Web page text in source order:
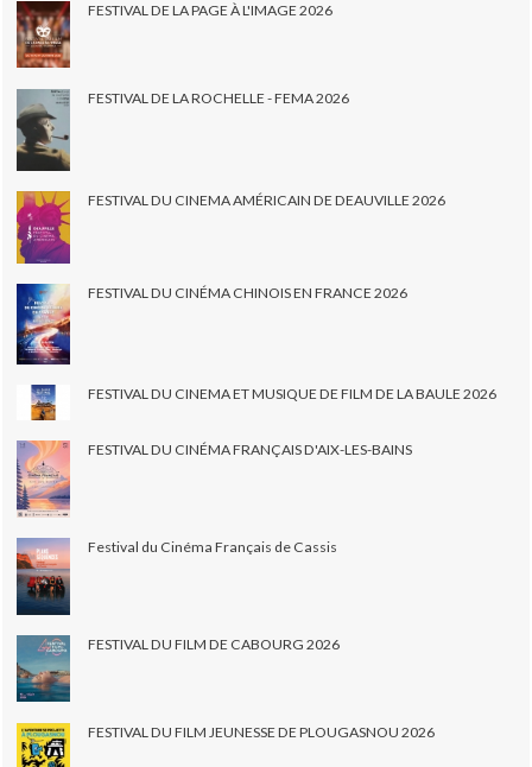
FESTIVAL DE LA PAGE À L'IMAGE 2026
FESTIVAL DE LA ROCHELLE - FEMA 2026
FESTIVAL DU CINEMA AMÉRICAIN DE DEAUVILLE 2026
FESTIVAL DU CINÉMA CHINOIS EN FRANCE 2026
FESTIVAL DU CINEMA ET MUSIQUE DE FILM DE LA BAULE 2026
FESTIVAL DU CINÉMA FRANÇAIS D'AIX-LES-BAINS
Festival du Cinéma Français de Cassis
FESTIVAL DU FILM DE CABOURG 2026
FESTIVAL DU FILM JEUNESSE DE PLOUGASNOU 2026